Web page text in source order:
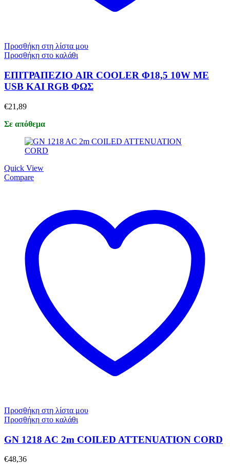
Προσθήκη στη λίστα μου
Προσθήκη στο καλάθι
ΕΠΙΤΡΑΠΕΖΙΟ AIR COOLER Φ18,5 10W ΜΕ
USB ΚΑΙ RGB ΦΩΣ
€21,89
Σε απόθεμα
Quick View
Compare
Προσθήκη στη λίστα μου
Προσθήκη στο καλάθι
GN 1218 AC 2m COILED ATTENUATION CORD
€48,36